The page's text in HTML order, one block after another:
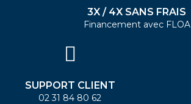
3X / 4X SANS FRAIS
Financement avec FLOA
SUPPORT CLIENT
02 31 84 80 62